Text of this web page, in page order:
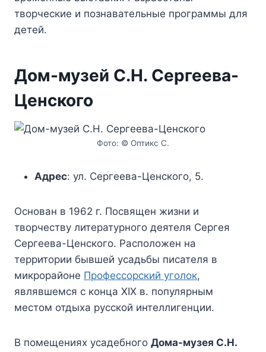
творческие и познавательные программы для
детей.
Дом-музей С.Н. Сергеева-
Ценского
Фото: © Оптикс С.
Адрес: ул. Сергеева-Ценского, 5.
Основан в 1962 г. Посвящен жизни и
творчеству литературного деятеля Сергея
Сергеева-Ценского. Расположен на
территории бывшей усадьбы писателя в
микрорайоне Профессорский уголок,
являвшемся с конца XIX в. популярным
местом отдыха русской интеллигенции.
В помещениях усадебного Дома-музея С.Н.